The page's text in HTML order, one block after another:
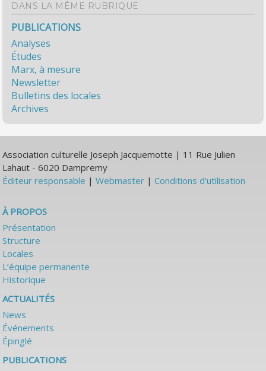
DANS LA MÊME RUBRIQUE
PUBLICATIONS
Analyses
Études
Marx, à mesure
Newsletter
Bulletins des locales
Archives
Association culturelle Joseph Jacquemotte | 11 Rue Julien
Lahaut - 6020 Dampremy
Éditeur responsable |Webmaster |Conditions d'utilisation
À PROPOS
Présentation
Structure
Locales
L’équipe permanente
Historique
ACTUALITÉS
News
Événements
Épinglé
PUBLICATIONS